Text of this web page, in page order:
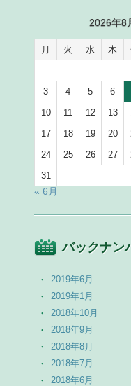
2026年8
月 火 水 木
3
4 5 6
10
11 12 13
17
18 19 20
24
25 26 27
31
« 6月
バックナン
2019年6月
2019年1月
2018年10月
2018年9月
2018年8月
2018年7月
2018年6月